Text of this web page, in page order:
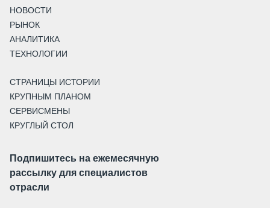
НОВОСТИ
РЫНОК
АНАЛИТИКА
ТЕХНОЛОГИИ
СТРАНИЦЫ ИСТОРИИ
КРУПНЫМ ПЛАНОМ
СЕРВИСМЕНЫ
КРУГЛЫЙ СТОЛ
Подпишитесь на ежемесячную
рассылку для специалистов
отрасли